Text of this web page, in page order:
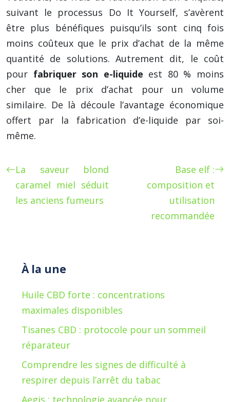
suivant le processus Do It Yourself, s’avèrent
être plus bénéfiques puisqu’ils sont cinq fois
moins coûteux que le prix d’achat de la même
quantité de solutions. Autrement dit, le coût
pour fabriquer son e-liquide est 80 % moins
cher que le prix d’achat pour un volume
similaire. De là découle l’avantage économique
offert par la fabrication d’e-liquide par soi-
même.
La saveur blond
caramel miel séduit
les anciens fumeurs
Base elf :
composition et
utilisation
recommandée
À la une
Huile CBD forte : concentrations
maximales disponibles
Tisanes CBD : protocole pour un sommeil
réparateur
Comprendre les signes de difficulté à
respirer depuis l’arrêt du tabac
Aegis : technologie avancée pour